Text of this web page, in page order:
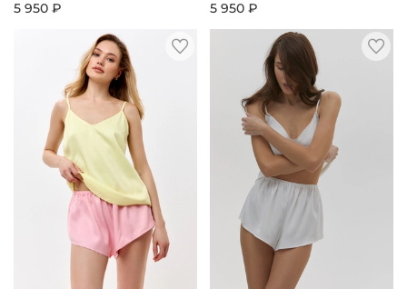
5 950 ₽
5 950 ₽